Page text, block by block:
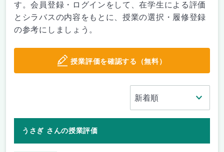
す。会員登録・ログインをして、在学生による評価
とシラバスの内容をもとに、授業の選択・履修登録
の参考にしましょう。
授業評価を確認する（無料）
うさぎ さんの授業評価